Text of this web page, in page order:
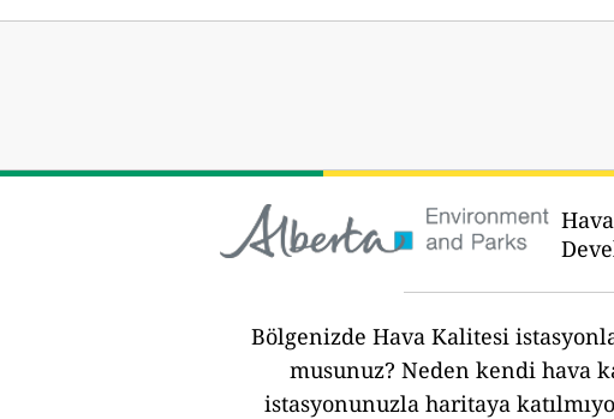
Bölgenizde Hava Kalitesi
musunuz? Neden kendi hava
istasyonunuzla haritaya